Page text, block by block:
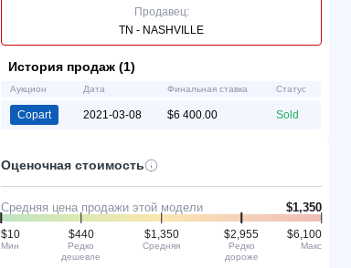
Продавец:
TN - NASHVILLE
История продаж (1)
Аукцион Дата Финальная ставка Статус
Copart 2021-03-08 $6 400.00 Sold
Оценочная стоимость
Средняя цена продажи этой модели $1,350
$10
Мин
$440
Редко
дешевле
$1,350
Средняя
$2,955
Редко
дороже
$6,100
Макс